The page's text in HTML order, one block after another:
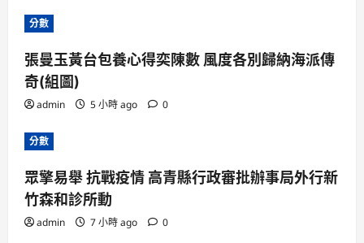
分數
張曼玉黃台包養心得奕陳數 風度各別歸納海派傳
奇(組圖)
admin 5 小時 ago 0
分數
眾擎易舉 抗戰疫情 高青縣行政審批辦事局外行新
竹森和診所動
admin 7 小時 ago 0